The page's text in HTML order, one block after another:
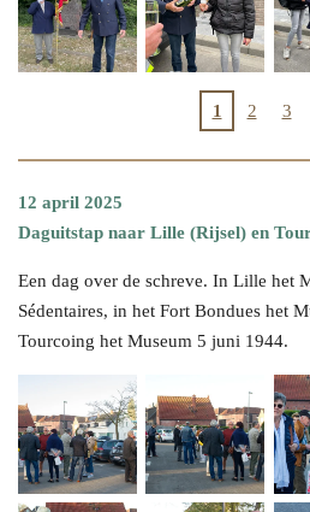
1 2 3
12 april 2025
Daguitstap naar Lille (Rijsel) en
Een dag over de schreve. In Lille het
Sédentaires, in het Fort Bondues het
Tourcoing het Museum 5 juni